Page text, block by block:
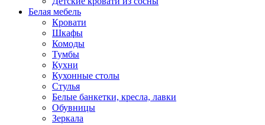
Белая мебель
Кровати
Шкафы
Комоды
Тумбы
Кухни
Кухонные столы
Стулья
Белые банкетки, кресла, лавки
Обувницы
Зеркала